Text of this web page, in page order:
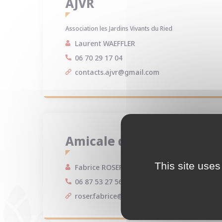
Association les Jardins Vivants du Ried
Laurent WAEFFLER
06 70 29 17 04
contacts.ajvr@gmail.com
Amicale du Corps des
Fabrice ROSER
06 87 53 27 56
roser.fabrice@aliceadsl.fr
This site